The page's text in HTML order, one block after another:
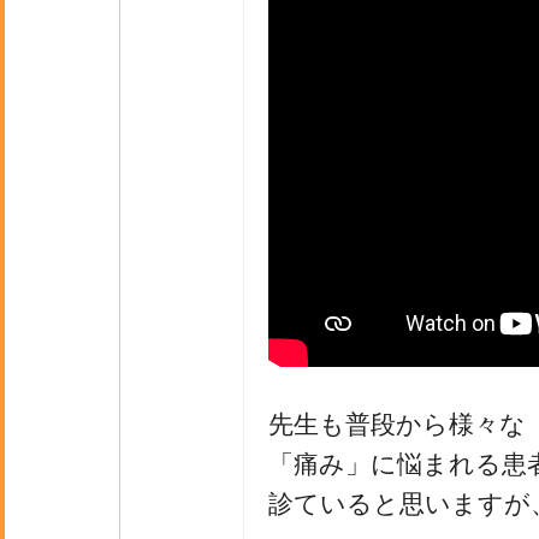
先生も普段から様々な
「痛み」に悩まれる患
診ていると思いますが